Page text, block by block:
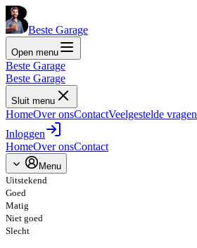
Beste Garage
Open menu
Beste Garage
Beste Garage
Sluit menu
HomeOver onsContactVeelgestelde vragen
Inloggen
HomeOver onsContact
Menu
Uitstekend
Goed
Matig
Niet goed
Slecht